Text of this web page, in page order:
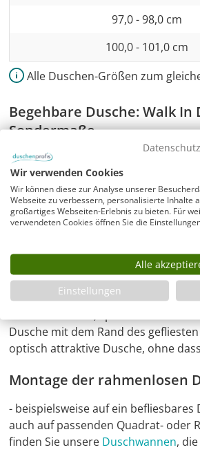
97,0 - 98,0 cm
100,0 - 101,0 cm
Alle Duschen-Größen zum
Begehbare Dusche: Walk
Sondermaße
Walk In Duschwand U
Duschtrennwand von Combia in
Duschen Wandanschlussprofil mit
Dusche wird im Profil verklemmt
Glas Befestigungsarm oben
Auch im Industrial Style als
Begehbare Duschwand in
Die zusätzlichen, speziellen
Dusche mit dem Rand des
optisch attraktive Dusche, ohne
Montage der rahmenlosen
- beispielsweise auf ein
auch auf passenden Quadrat- oder
finden Sie unsere Duschwannen,
Wir verwenden Cookies
Wir können diese zur Analyse unserer
Webseite zu verbessern, personalisierte Inhalte
großartiges Webseiten-Erlebnis zu bieten. Für
verwendeten Cookies öffnen Sie die
Alle
Einstellungen